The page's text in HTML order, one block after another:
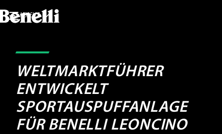
MODELLE
WELTMARKTFÜHRER
ENTWICKELT
SPORTAUSPUFFANLAGE
FÜR BENELLI LEONCINO